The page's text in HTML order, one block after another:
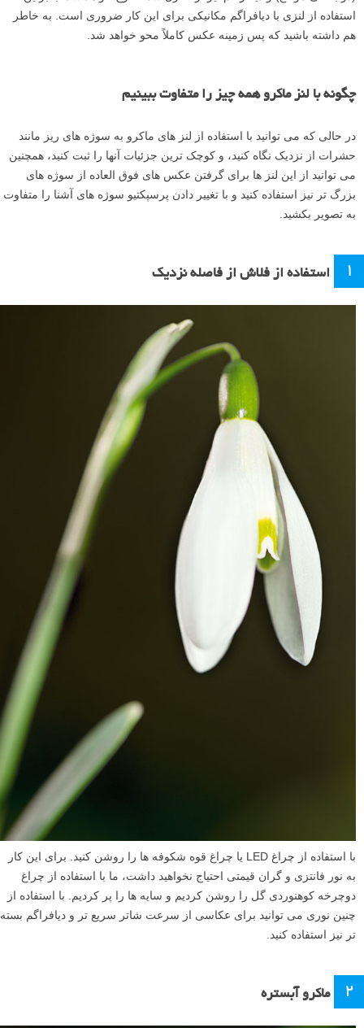
استفاده از لنزی با دیافراگم مکانیکی برای این کار ضروری است. به خاطر
هم داشته باشید که پس زمینه عکس کاملاً محو خواهد شد.
چگونه با لنز ماکرو همه چیز را متفاوت ببینیم
در حالی که می توانید با استفاده از لنز های ماکرو به سوژه های ریز مانند
حشرات از نزدیک نگاه کنید، و کوچک ترین جزئیات آنها را ثبت کنید، همچنین
می توانید از این لنز ها برای گرفتن عکس های فوق العاده از سوژه های
بزرگ تر نیز استفاده کنید و با تغییر دادن پرسپکتیو سوژه های آشنا را متفاوت
به تصویر بکشید.
۱ استفاده از فلاش از فاصله نزدیک
با استفاده از چراغ LED یا چراغ قوه شکوفه ها را روشن کنید. برای این کار
به نور فانتزی و گران قیمتی احتیاج نخواهید داشت، ما با استفاده از چراغ
دوچرخه کوهنوردی گل را روشن کردیم و سایه ها را پر کردیم. با استفاده از
چنین نوری می توانید برای عکاسی از سرعت شاتر سریع تر و دیافراگم بسته
تر نیز استفاده کنید.
۲ ماکرو آبستره